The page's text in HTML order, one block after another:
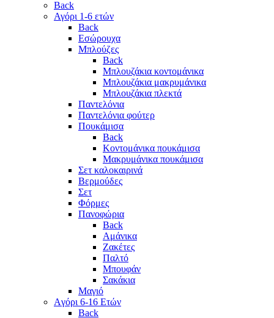
Back
Αγόρι 1-6 ετών
Back
Εσώρουχα
Μπλούζες
Back
Μπλουζάκια κοντομάνικα
Μπλουζάκια μακρυμάνικα
Μπλουζάκια πλεκτά
Παντελόνια
Παντελόνια φούτερ
Πουκάμισα
Back
Κοντομάνικα πουκάμισα
Μακρυμάνικα πουκάμισα
Σετ καλοκαιρινά
Βερμούδες
Σετ
Φόρμες
Πανοφώρια
Back
Αμάνικα
Ζακέτες
Παλτό
Μπουφάν
Σακάκια
Μαγιό
Aγόρι 6-16 Ετών
Back